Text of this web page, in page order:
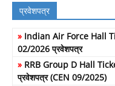
प्रवेशपत्र
» Indian Air Force Hall
02/2026 प्रवेशपत्र
» RRB Group D Hall Ticket:
प्रवेशपत्र (CEN 09/2025)